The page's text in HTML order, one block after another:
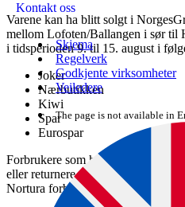
Kontakt oss
Skjema
Regelverk
Godkjente virksomheter
Veiledere
The page is not available in
Varene kan ha blitt solgt i
mellom Lofoten/Ballangen i sør til
i tidsperioden 9. til 15. august i
Joker
Nærbutikken
Kiwi
Spar
Eurospar
Forbrukere som har kjøpt det
eller returnere til butikk for
Nortura forbrukersenter: